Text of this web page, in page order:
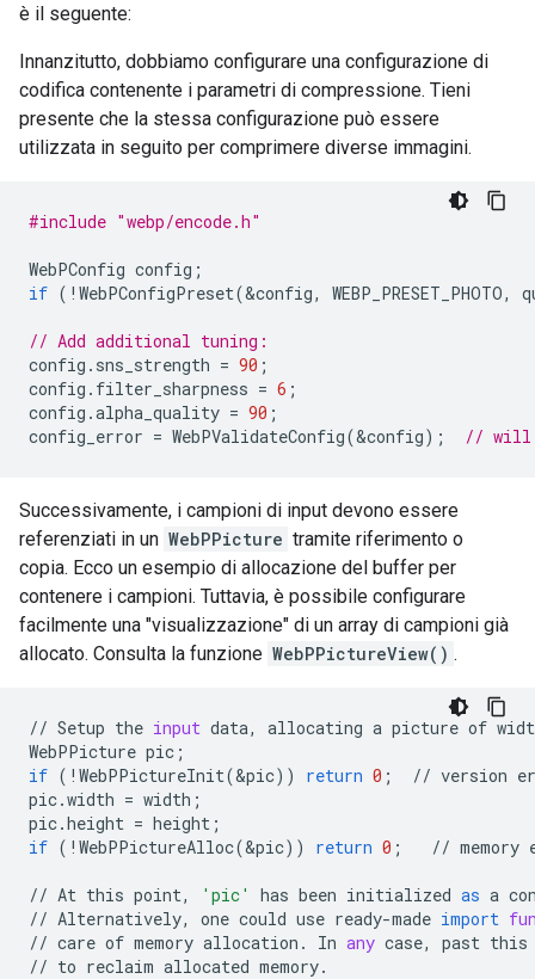
è il seguente:
Innanzitutto, dobbiamo configurare una configurazione di
codifica contenente i parametri di compressione. Tieni
presente che la stessa configurazione può essere
utilizzata in seguito per comprimere diverse immagini.
#include "webp/encode.h"
WebPConfig config ;
if ( ! WebPConfigPreset(&config, WEBP_PRESET_PHOTO,
// Add additional tuning:
config . sns_strength = 90 ;
config . filter_sharpness = 6 ;
config .alpha_quality = 90 ;
config_error = WebPValidateConfig(&config); // will
Successivamente, i campioni di input devono essere
referenziati in un WebPPicture tramite riferimento o
copia. Ecco un esempio di allocazione del buffer per
contenere i campioni. Tuttavia, è possibile configurare
facilmente una "visualizzazione" di un array di campioni già
allocato. Consulta la funzione WebPPictureView() .
// Setup the input data, allocating a picture of
WebPPicture pic ;
if ( ! WebPPictureInit(&pic)) return 0 ; // version
pic.width = width ;
pic.height = height ;
if ( ! WebPPictureAlloc(&pic)) return 0 ; // memory
// At this point, 'pic' has been initialized as a
// Alternatively, one could use ready-made import
// care of memory allocation . In any case, past this
// to reclaim allocated memory.